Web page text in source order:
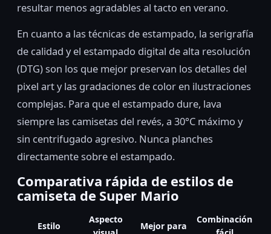
resultar menos agradables al tacto en verano.
En cuanto a las técnicas de estampado, la serigrafía
de calidad y el estampado digital de alta resolución
(DTG) son los que mejor preservan los detalles del
pixel art y las gradaciones de color en ilustraciones
complejas. Para que el estampado dure, lava
siempre las camisetas del revés, a 30°C máximo y
sin centrifugado agresivo. Nunca planches
directamente sobre el estampado.
Comparativa rápida de estilos de
camiseta de Super Mario
Estilo
Aspecto
Mejor para
Combinación